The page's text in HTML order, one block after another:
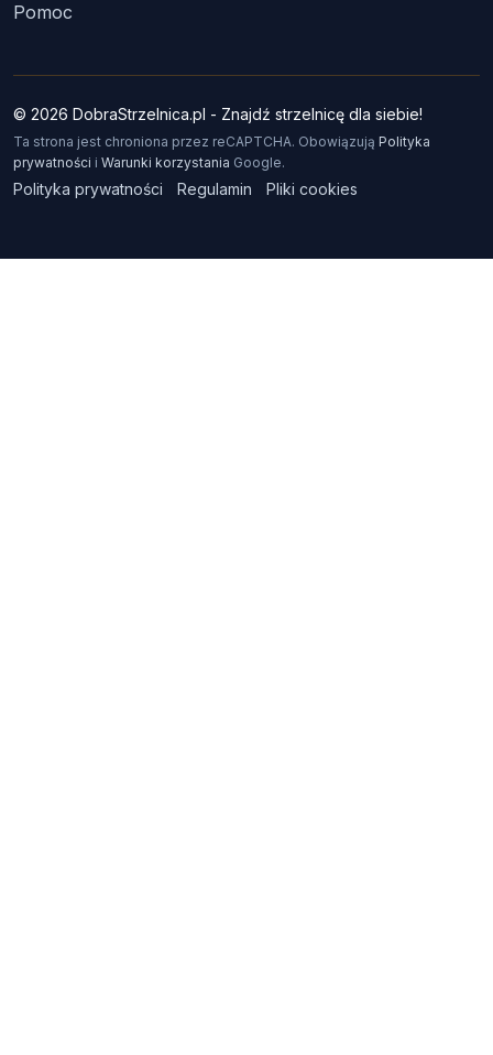
Pomoc
© 2026 DobraStrzelnica.pl - Znajdź strzelnicę dla siebie!
Ta strona jest chroniona przez reCAPTCHA. Obowiązują Polityka
prywatności i Warunki korzystania Google.
Polityka prywatności Regulamin Pliki cookies